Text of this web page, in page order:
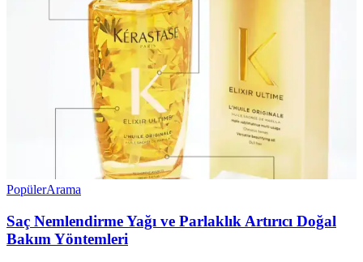
PopülerArama
Saç Nemlendirme Yağı ve Parlaklık Artırıcı Doğal
Bakım Yöntemleri